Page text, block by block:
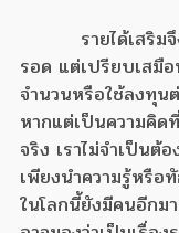
รายได้เสริ
รอด แต่เปรียบเสมื
จำนวนหรือใช้ลงทุน
หากแต่เป็นความคิด
จริง เราไม่จำเป็นต้
เพียงนำความรู้หรื
ในโลกนี้ยังมีคนอีกม